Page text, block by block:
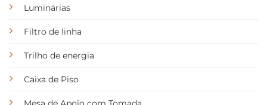
Luminárias
Filtro de linha
Trilho de energia
Caixa de Piso